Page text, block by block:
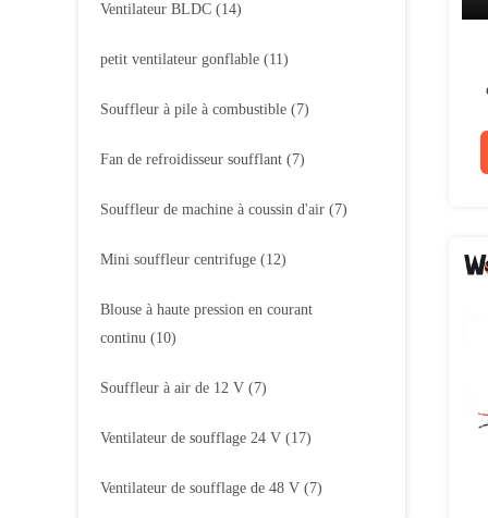
Ventilateur BLDC (14)
petit ventilateur gonflable (11)
Souffleur à pile à combustible (7)
Fan de refroidisseur soufflant (7)
Souffleur de machine à coussin d'air (7)
Mini souffleur centrifuge (12)
Blouse à haute pression en courant
continu (10)
Souffleur à air de 12 V (7)
Ventilateur de soufflage 24 V (17)
Ventilateur de soufflage de 48 V (7)